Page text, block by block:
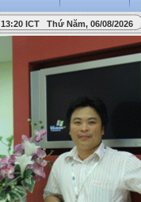
13:20 ICT Thứ Năm, 06/08/2026